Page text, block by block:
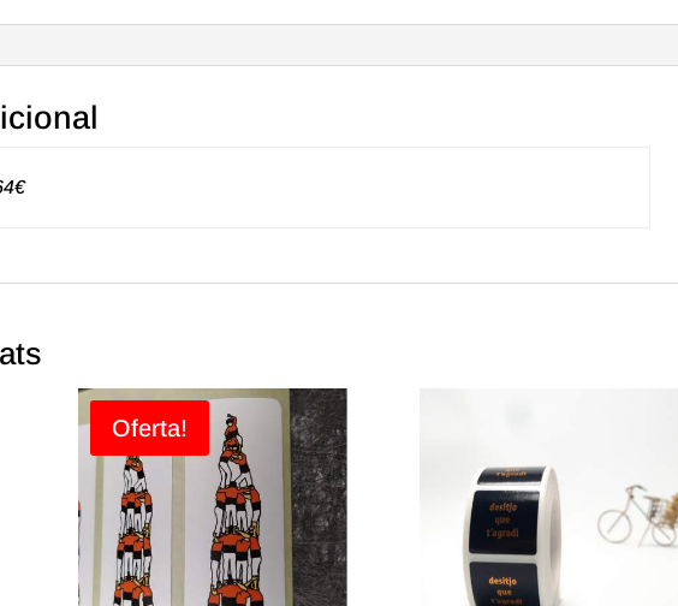
Oferta!